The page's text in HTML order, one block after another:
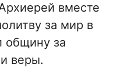
вместе
за мир в
общину за
веры.